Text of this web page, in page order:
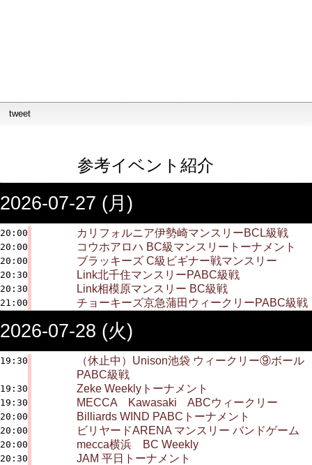
tweet
参考イベント紹介
2026-07-27 (月)
20:00 カリフォルニア伊勢崎マンスリーBCL級戦
20:00 コウホアロハ BC級マンスリートーナメント
20:00 ブラッキーズ C級ビギナー戦マンスリー
20:30 Link北千住マンスリーPABC級戦
20:30 Link相模原マンスリー BC級戦
21:00 チョーキーズ京急蒲田ウィークリーPABC級戦
2026-07-28 (火)
19:30
（休止中）Unison池袋 ウィークリー⑨ボール
PABC級戦
19:30 Zeke Weeklyトーナメント
19:30 MECCA Kawasaki ABCウィークリー
20:00 Billiards WIND PABCトーナメント
20:00 ビリヤードARENA マンスリー バンドゲーム
20:00 mecca横浜 BC Weekly
20:30 JAM 平日トーナメント